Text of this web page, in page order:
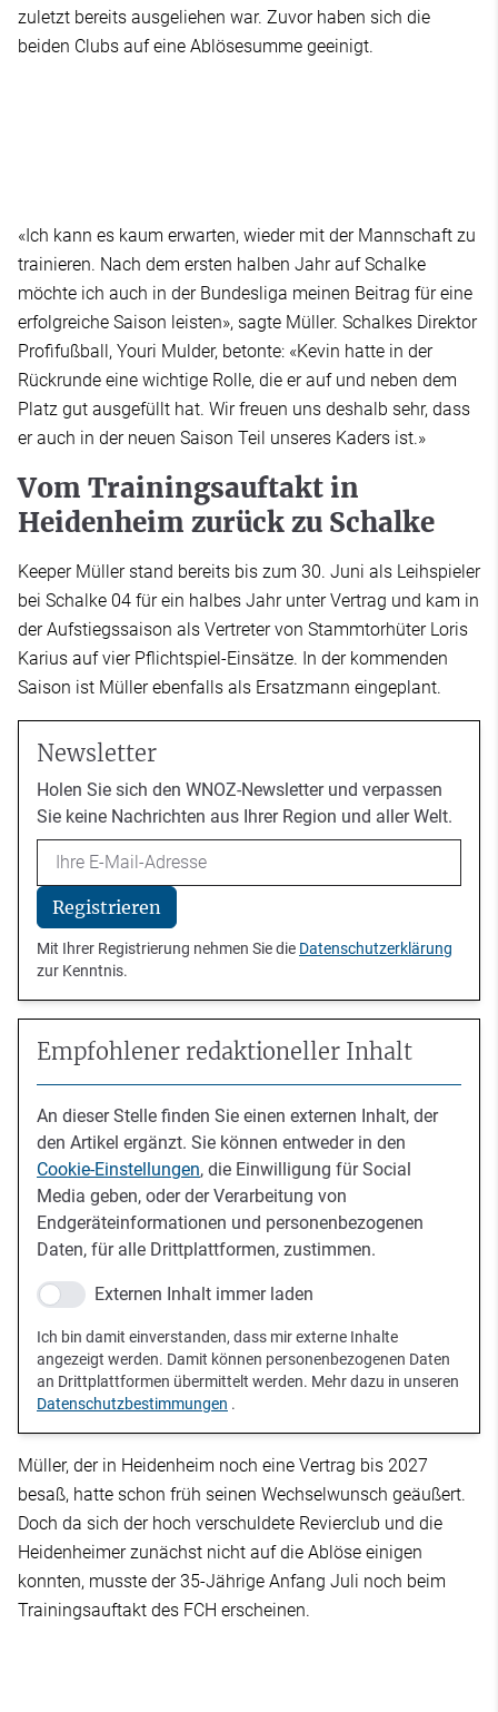
zuletzt bereits ausgeliehen war. Zuvor haben sich die
beiden Clubs auf eine Ablösesumme geeinigt.
«Ich kann es kaum erwarten, wieder mit der Mannschaft zu
trainieren. Nach dem ersten halben Jahr auf Schalke
möchte ich auch in der Bundesliga meinen Beitrag für eine
erfolgreiche Saison leisten», sagte Müller. Schalkes Direktor
Profifußball, Youri Mulder, betonte: «Kevin hatte in der
Rückrunde eine wichtige Rolle, die er auf und neben dem
Platz gut ausgefüllt hat. Wir freuen uns deshalb sehr, dass
er auch in der neuen Saison Teil unseres Kaders ist.»
Vom Trainingsauftakt in
Heidenheim zurück zu Schalke
Keeper Müller stand bereits bis zum 30. Juni als Leihspieler
bei Schalke 04 für ein halbes Jahr unter Vertrag und kam in
der Aufstiegssaison als Vertreter von Stammtorhüter Loris
Karius auf vier Pflichtspiel-Einsätze. In der kommenden
Saison ist Müller ebenfalls als Ersatzmann eingeplant.
Newsletter
Holen Sie sich den WNOZ-Newsletter und verpassen
Sie keine Nachrichten aus Ihrer Region und aller Welt.
Email
Registrieren
Mit Ihrer Registrierung nehmen Sie die Datenschutzerklärung
zur Kenntnis.
Empfohlener redaktioneller Inhalt
An dieser Stelle finden Sie einen externen Inhalt, der
den Artikel ergänzt. Sie können entweder in den
Cookie-Einstellungen, die Einwilligung für Social
Media geben, oder der Verarbeitung von
Endgeräteinformationen und personenbezogenen
Daten, für alle Drittplattformen, zustimmen.
Externen Inhalt immer laden
Ich bin damit einverstanden, dass mir externe Inhalte
angezeigt werden. Damit können personenbezogenen Daten
an Drittplattformen übermittelt werden. Mehr dazu in unseren
Datenschutzbestimmungen .
Müller, der in Heidenheim noch eine Vertrag bis 2027
besaß, hatte schon früh seinen Wechselwunsch geäußert.
Doch da sich der hoch verschuldete Revierclub und die
Heidenheimer zunächst nicht auf die Ablöse einigen
konnten, musste der 35-Jährige Anfang Juli noch beim
Trainingsauftakt des FCH erscheinen.